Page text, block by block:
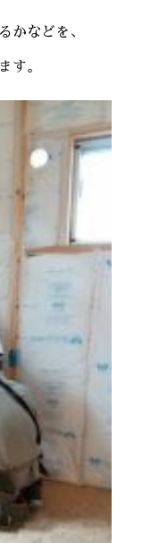
かなどを、
す。